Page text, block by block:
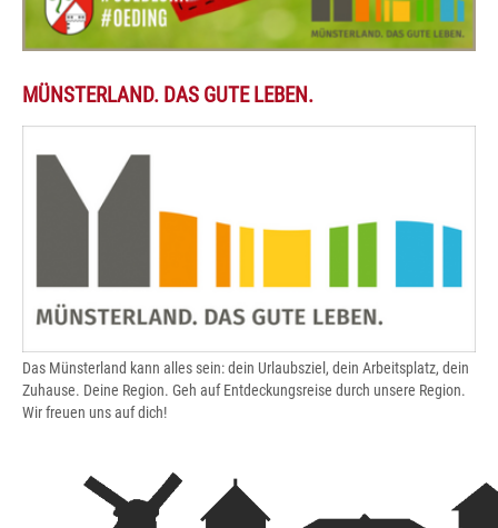
MÜNSTERLAND. DAS GUTE LEBEN.
Das Münsterland kann alles sein: dein Urlaubsziel, dein Arbeitsplatz, dein
Zuhause. Deine Region. Geh auf Entdeckungsreise durch unsere Region.
Wir freuen uns auf dich!